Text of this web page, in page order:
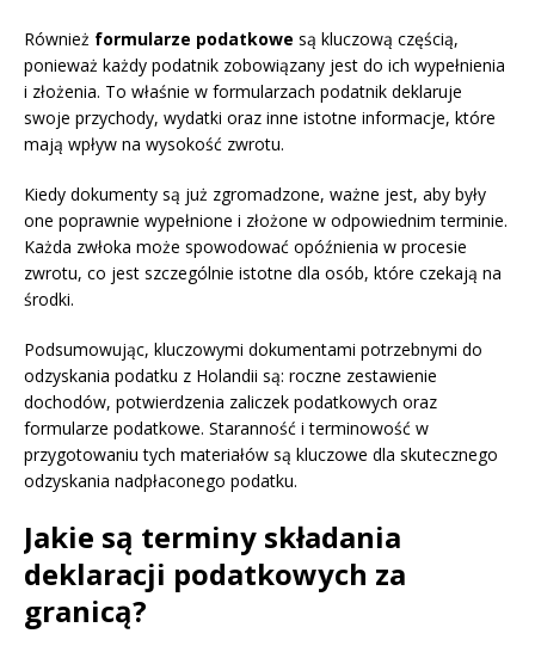
Również formularze podatkowe są kluczową częścią,
ponieważ każdy podatnik zobowiązany jest do ich wypełnienia
i złożenia. To właśnie w formularzach podatnik deklaruje
swoje przychody, wydatki oraz inne istotne informacje, które
mają wpływ na wysokość zwrotu.
Kiedy dokumenty są już zgromadzone, ważne jest, aby były
one poprawnie wypełnione i złożone w odpowiednim terminie.
Każda zwłoka może spowodować opóźnienia w procesie
zwrotu, co jest szczególnie istotne dla osób, które czekają na
środki.
Podsumowując, kluczowymi dokumentami potrzebnymi do
odzyskania podatku z Holandii są: roczne zestawienie
dochodów, potwierdzenia zaliczek podatkowych oraz
formularze podatkowe. Staranność i terminowość w
przygotowaniu tych materiałów są kluczowe dla skutecznego
odzyskania nadpłaconego podatku.
Jakie są terminy składania
deklaracji podatkowych za
granicą?